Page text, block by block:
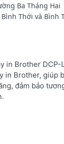
Ba Tháng Hai
Thới và
Brother
in Brother, giúp
đảm bảo